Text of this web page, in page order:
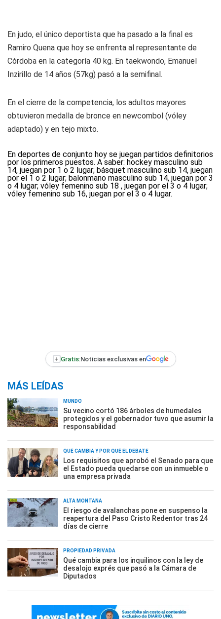
En judo, el único deportista que ha pasado a la final es
Ramiro Quena que hoy se enfrenta al representante de
Córdoba en la categoría 40 kg. En taekwondo, Emanuel
Inzirillo de 14 años (57kg) pasó a la semifinal.
En el cierre de la competencia, los adultos mayores
obtuvieron medalla de bronce en newcombol (vóley
adaptado) y en tejo mixto.
En deportes de conjunto hoy se juegan partidos definitorios
por los primeros puestos. A saber: hockey masculino sub
14, juegan por 1 o 2 lugar; básquet masculino sub 14, juegan
por el 1 o 2 lugar; balonmano masculino sub 14, juegan por 3
o 4 lugar; vóley femenino sub 18 , juegan por el 3 o 4 lugar;
vóley femenino sub 16, juegan por el 3 o 4 lugar.
+ Gratis:Noticias exclusivas en
MÁS LEÍDAS
MUNDO
Su vecino cortó 186 árboles de humedales
protegidos y el gobernador tuvo que asumir la
responsabilidad
QUÉ CAMBIA Y POR QUÉ EL DEBATE
Los requisitos que aprobó el Senado para que
el Estado pueda quedarse con un inmueble o
una empresa privada
ALTA MONTAÑA
El riesgo de avalanchas pone en suspenso la
reapertura del Paso Cristo Redentor tras 24
días de cierre
PROPIEDAD PRIVADA
Qué cambia para los inquilinos con la ley de
desalojo exprés que pasó a la Cámara de
Diputados